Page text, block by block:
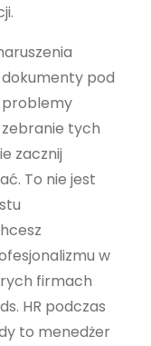
pod
problemy
tych
zacznij
To nie jest
w
firmach
HR podczas
to menedżer